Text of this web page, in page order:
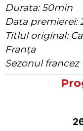
Durata: 50min
Data premierei:
Titlul original:
Franța
Sezonul francez